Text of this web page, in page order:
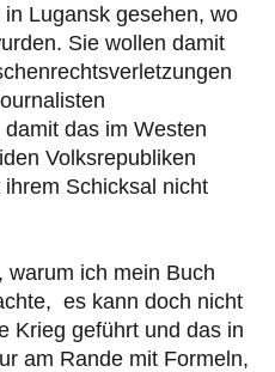
Lugansk gesehen, wo
Sie wollen damit
das im Westen
Volksrepubliken
Schicksal nicht
warum ich mein Buch
es kann doch nicht
Krieg geführt und das in
am Rande mit Formeln,